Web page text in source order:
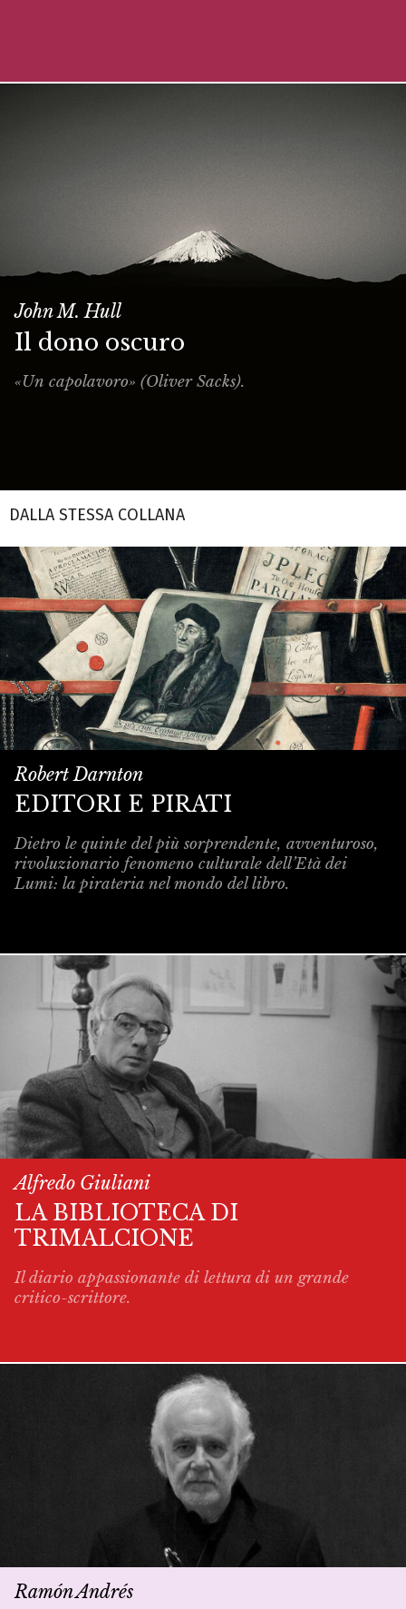
John M. Hull
Il dono oscuro
«Un capolavoro» (Oliver Sacks).
DALLA STESSA COLLANA
Robert Darnton
EDITORI E PIRATI
Dietro le quinte del più sorprendente, avventuroso,
rivoluzionario fenomeno culturale dell’Età dei
Lumi: la pirateria nel mondo del libro.
Alfredo Giuliani
LA BIBLIOTECA DI
TRIMALCIONE
Il diario appassionante di lettura di un grande
critico-scrittore.
Ramón Andrés